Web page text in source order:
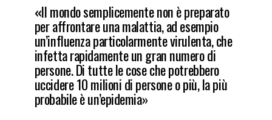
«Il mondo semplicemente non è preparato
per affrontare una malattia, ad esempio
un’influenza particolarmente virulenta, che
infetta rapidamente un gran numero di
persone. Di tutte le cose che potrebbero
uccidere 10 milioni di persone o più, la più
probabile èun’epidemia»